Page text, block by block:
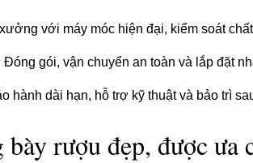
với máy móc hiện đại, kiểm soát
Đóng gói, vận chuyển an toàn và lắp đặt
hành dài hạn, hỗ trợ kỹ thuật và bảo trì
rượu đẹp, được ưa